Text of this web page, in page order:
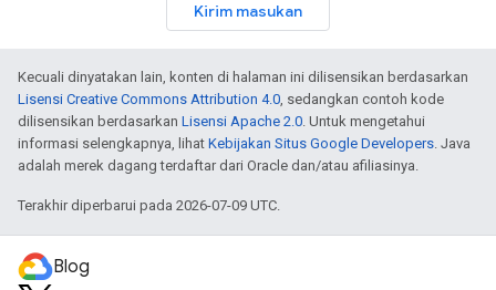
Kirim masukan
Kecuali dinyatakan lain, konten di halaman ini dilisensikan berdasarkan
Lisensi Creative Commons Attribution 4.0, sedangkan contoh kode
dilisensikan berdasarkan Lisensi Apache 2.0. Untuk mengetahui
informasi selengkapnya, lihat Kebijakan Situs Google Developers. Java
adalah merek dagang terdaftar dari Oracle dan/atau afiliasinya.
Terakhir diperbarui pada 2026-07-09 UTC.
Blog